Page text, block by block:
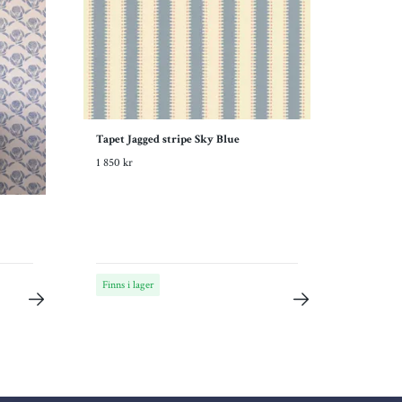
Tapet Jagged stripe Sky Blue
1 850 kr
Finns i lager